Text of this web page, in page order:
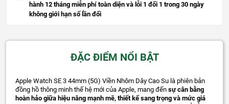
hành 12 tháng miễn phí toàn diện và lỗi 1 đổi 1 trong 30 ngày
không giới hạn số lần đổi
ĐẶC ĐIỂM NỔI BẬT
Apple Watch SE 3 44mm (5G) Viền Nhôm Dây Cao Su là phiên bản
đồng hồ thông minh thế hệ mới của Apple, mang đến sự cân bằng
hoàn hảo giữa hiệu năng mạnh mẽ, thiết kế sang trọng và mức giá